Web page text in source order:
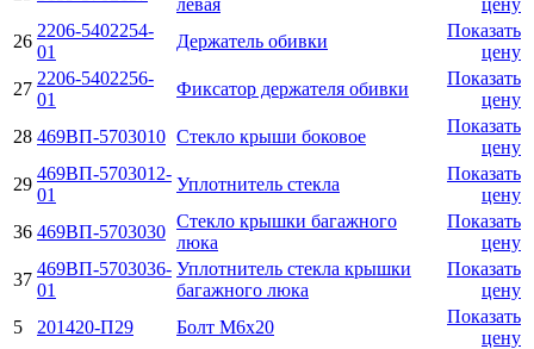
26
2206-5402254-
01
Держатель обивки
Показать
цену
27
2206-5402256-
01
Фиксатор держателя обивки
Показать
цену
28 469ВП-5703010 Стекло крыши боковое
Показать
цену
29
469ВП-5703012-
01
Уплотнитель стекла
Показать
цену
36 469ВП-5703030
Стекло крышки багажного
люка
Показать
цену
37
469ВП-5703036-
01
Уплотнитель стекла крышки
багажного люка
Показать
цену
5
201420-П29 Болт М6х20
Показать
цену